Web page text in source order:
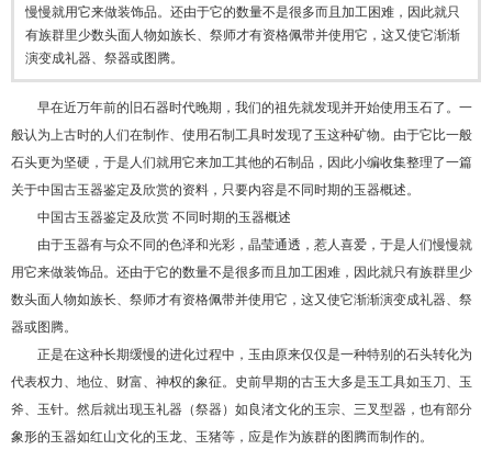
慢慢就用它来做装饰品。还由于它的数量不是很多而且加工困难，因此就只
有族群里少数头面人物如族长、祭师才有资格佩带并使用它，这又使它渐渐
演变成礼器、祭器或图腾。
早在近万年前的旧石器时代晚期，我们的祖先就发现并开始使用玉石了。一
般认为上古时的人们在制作、使用石制工具时发现了玉这种矿物。由于它比一般
石头更为坚硬，于是人们就用它来加工其他的石制品 ， 因此小编收集整理了一篇
关于中国古玉器鉴定及欣赏的资料，只要内容是不同时期的玉器概述。
中国古玉器鉴定及欣赏 不同时期的玉器概述
由于玉器有与众不同的色泽和光彩，晶莹通透，惹人喜爱，于是人们慢慢就
用它来做装饰品。还由于它的数量不是很多而且加工困难，因此就只有族群里少
数头面人物如族长、祭师才有资格佩带并使用它，这又使它渐渐演变成礼器、祭
器或图腾。
正是在这种长期缓慢的进化过程中，玉由原来仅仅是一种特别的石头转化为
代表权力、地位、财富、神权的象征。史前早期的古玉大多是玉工具如玉刀、玉
斧、玉针。然后就出现玉礼器（祭器）如良渚文化的玉宗、三叉型器，也有部分
象形的玉器如红山文化的玉龙、玉猪等，应是作为族群的图腾而制作的。